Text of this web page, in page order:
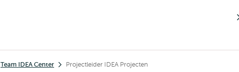
Team IDEA Center Projectleider IDEA Projecten